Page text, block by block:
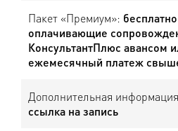
Пакет «Премиум»:
оплачивающие
КонсультантПлюс авансом
ежемесячный платеж
Дополнительная
ссылка на запись